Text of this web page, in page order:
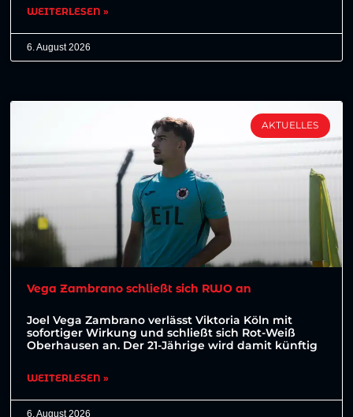
WEITERLESEN »
6. August 2026
AKTUELLES
Vega Zambrano schließt sich RWO an
Joel Vega Zambrano verlässt Viktoria Köln mit
sofortiger Wirkung und schließt sich Rot-Weiß
Oberhausen an. Der 21-Jährige wird damit künftig
WEITERLESEN »
6. August 2026